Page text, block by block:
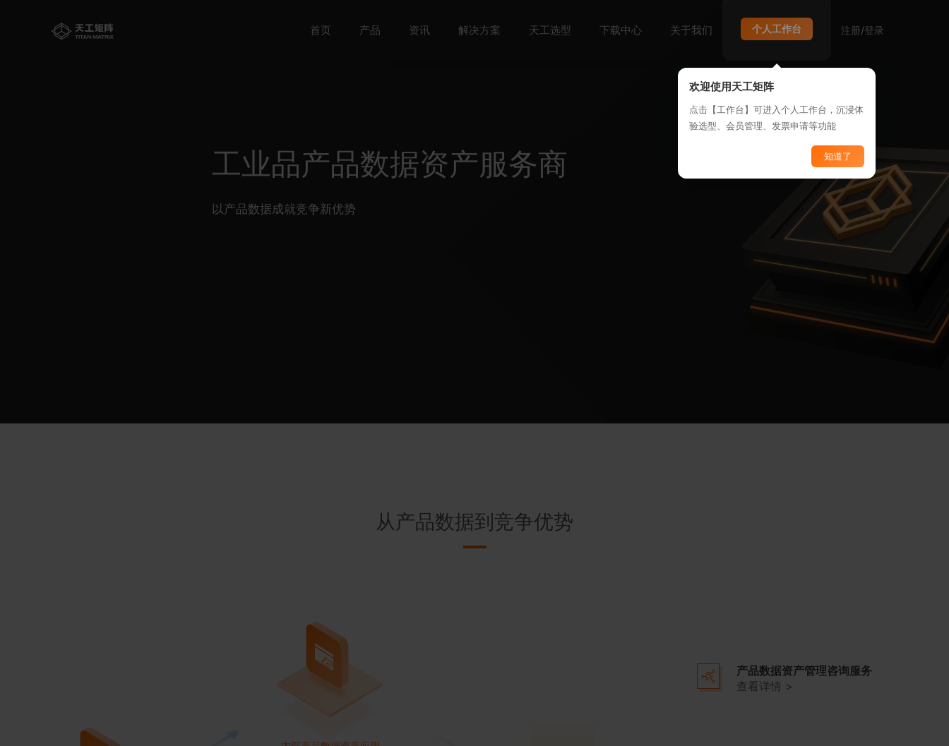
首页 产品 资讯 解决方案 天工选型 下载中心 关于我们 个人工作台 注册/登录
解决方案 产品优势
欢迎使用天工矩阵
点击【工作台】可进入个人工作台，沉浸体
验选型、会员管理、发票申请等功能
知道了
工业品产品数据资产服务商
以产品数据成就竞争新优势
从产品数据到竞争优势
产品数据资产管理咨询服务
查看详情 >